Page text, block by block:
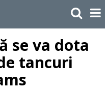
se va dota
tancuri